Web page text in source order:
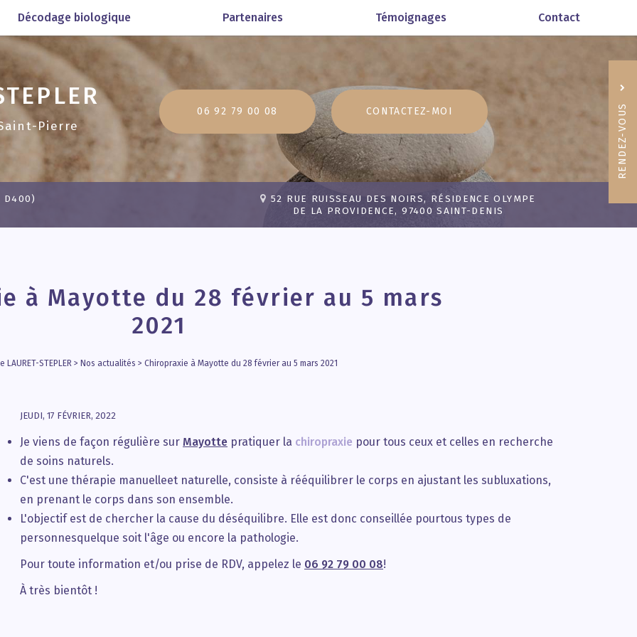
Décodage biologique Partenaires Témoignages Contact
Pierre
06 92 79 00 08 CONTACTEZ- MOI
D400)
52 RUE RUISSEAU DES NOIRS, RÉSIDENCE OLYMPE
DE LA PROVIDENCE, 97400 SAINT-DENIS
à Mayotte du 28 février au 5 mars
2021
LAURET-STEPLER> Nos actualités > Chiropraxie à Mayotte du 28 février au 5 mars 2021
JEUDI, 17 FÉVRIER, 2022
Je viens de façon régulière sur Mayotte pratiquer la chiropraxie pour tous ceux et celles en recherche
de soins naturels.
C'est une thérapie manuelleet naturelle, consiste à rééquilibrer le corps en ajustant les subluxations,
en prenant le corps dans son ensemble.
L'objectif est de chercher la cause du déséquilibre. Elle est donc conseillée pourtous types de
personnesquelque soit l'âge ou encore la pathologie.
Pour toute information et/ou prise de RDV, appelez le 06 92 79 00 08!
À très bientôt !
RENDEZ-VOUS
06